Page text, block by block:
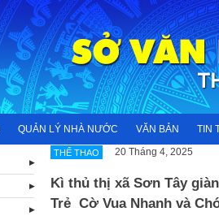
QUẢN LÝ NHÀ NƯỚC VĂN BẢN TIN
THỂ THAO 20 Tháng 4, 2025
Kì thủ thị xã Sơn Tây
Trẻ Cờ Vua Nhanh và